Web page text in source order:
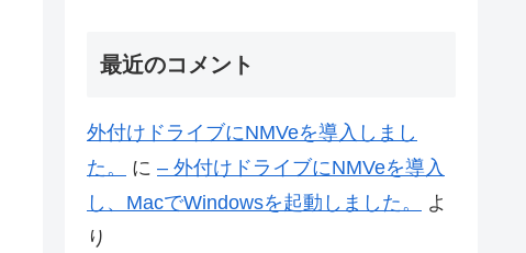
最近のコメント
外付けドライブにNMVeを導入しまし
た。
に – 外付けドライブにNMVeを導入
し、MacでWindowsを起動しました。
よ
り